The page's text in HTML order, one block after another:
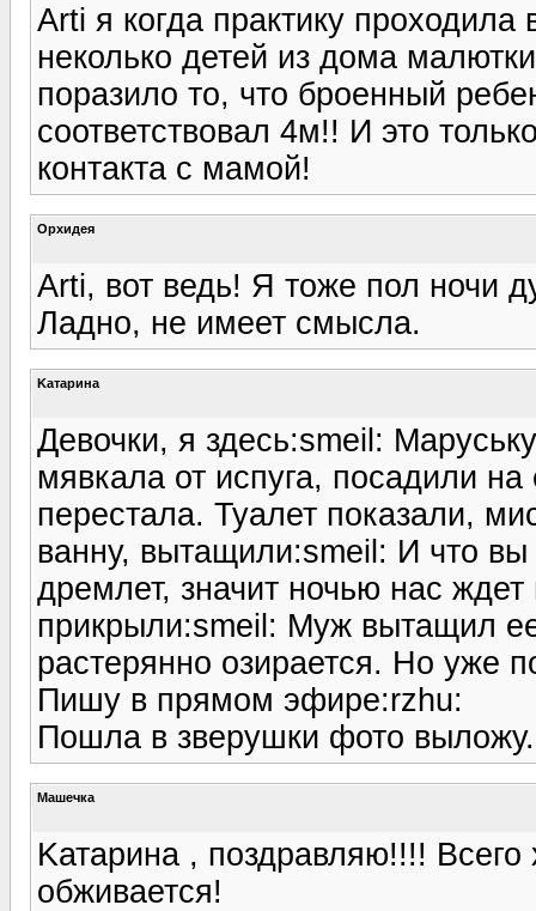
Arti я когда практику
неколько детей из дома
поразило то, что броенный
соответствовал 4м!! И это
контакта с мамой!
Орхидея
Arti, вот ведь! Я тоже пол ночи
Ладно, не имеет смысла.
Kатарина
Девочки, я здесь:smeil:
мявкала от испуга, посадили
перестала. Туалет показали,
ванну, вытащили:smeil: И что вы
дремлет, значит ночью нас
прикрыли:smeil: Муж вытащил
растерянно озирается. Но уже
Пишу в прямом эфире:rzhu:
Пошла в зверушки фото
Машечка
Kатарина , поздравляю!!!!
обживается!